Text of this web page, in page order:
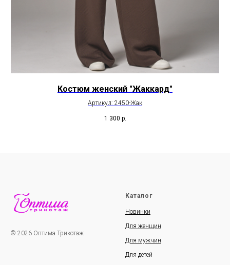
Костюм женский "Жаккард"
Артикул: 2450-Жак
1 300 р.
© 2026 Оптима Трикотаж
Каталог
Новинки
Для женщин
Для мужчин
Для детей